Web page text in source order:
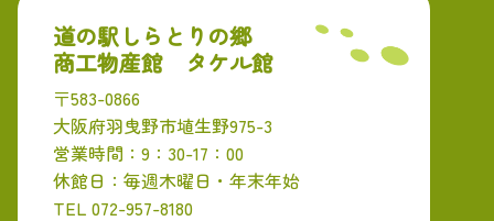
道の駅しらとりの郷
商工物産館 タケル館
〒583-0866
大阪府羽曳野市埴生野975-3
営業時間：9：30-17：00
休館日：毎週木曜日・年末年始
TEL 072-957-8180